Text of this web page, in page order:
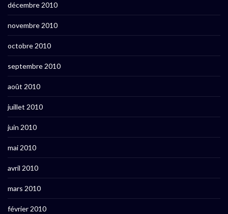
décembre 2010
novembre 2010
octobre 2010
septembre 2010
août 2010
juillet 2010
juin 2010
mai 2010
avril 2010
mars 2010
février 2010